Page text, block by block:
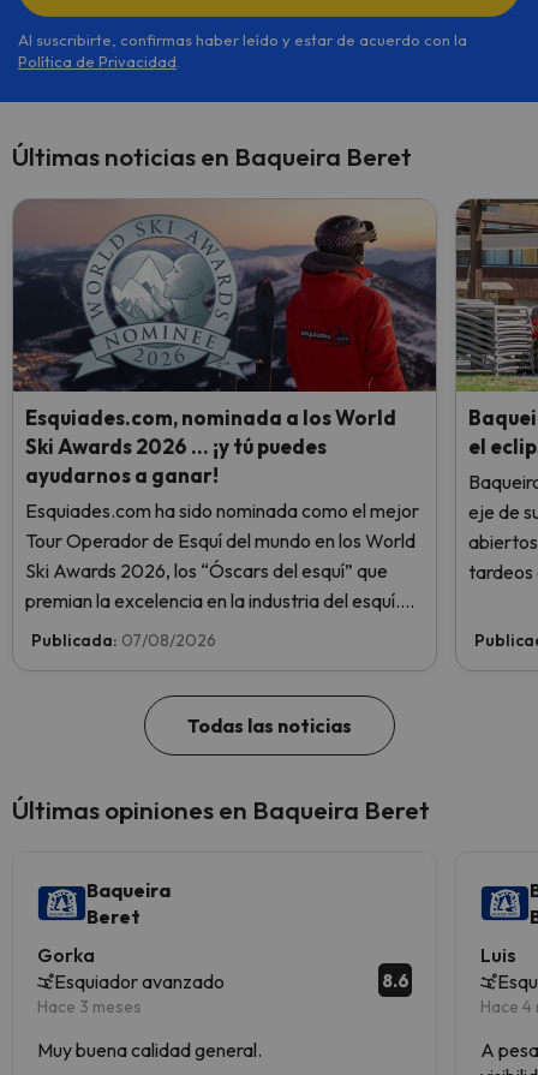
Al suscribirte, confirmas haber leído y estar de acuerdo con la
Política de Privacidad
Últimas noticias en Baqueira Beret
Esquiades.com, nominada a los World
Ski Awards 2026 … ¡y tú puedes
ayudarnos a ganar!
Esquiades.com ha sido nominada como el mejor
Tour Operador de Esquí del mundo en los World
Ski Awards 2026, los “Óscars del esquí” que
premian la excelencia en la industria del esquí.
¡Vota ahora y ayúdanos a alcanzar la cima!
Publicada: 07/08/2026
el
eje de
tardeos
Todas las noticias
Últimas opiniones en Baqueira Beret
Baqueira
Beret
Gorka
Esquiador avanzado
Hace 3 meses
8.6
Muy buena calidad general.
Luis
Hace 4
A